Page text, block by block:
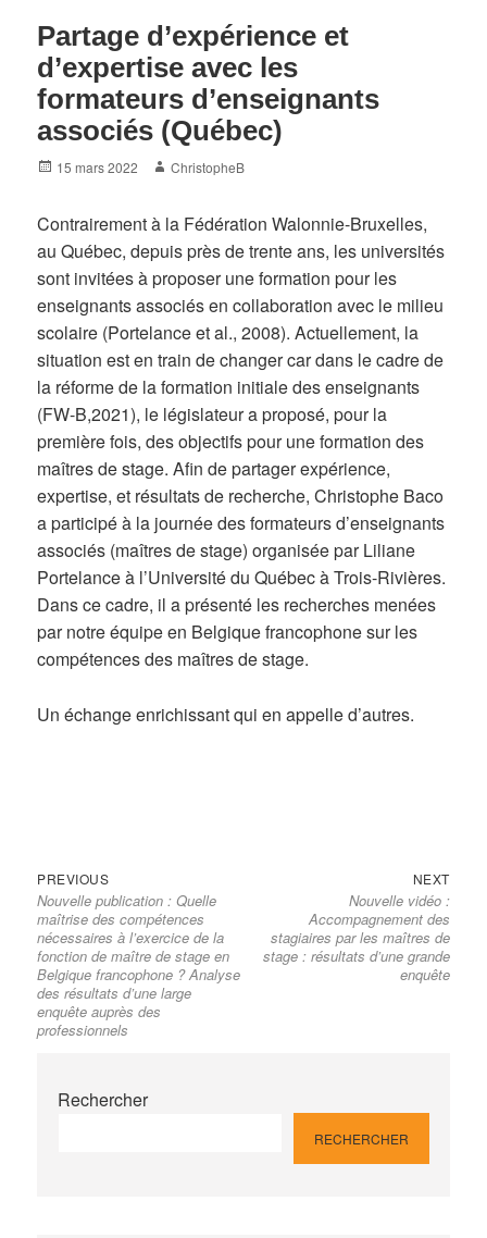
Partage d’expérience et
d’expertise avec les
formateurs d’enseignants
associés (Québec)
Posted
15 mars 2022 Author
ChristopheB
Contrairement à la Fédération Walonnie-Bruxelles,
au Québec, depuis près de trente ans, les universités
sont invitées à proposer une formation pour les
enseignants associés en collaboration avec le milieu
scolaire (Portelance et al., 2008). Actuellement, la
situation est en train de changer car dans le cadre de
la réforme de la formation initiale des enseignants
(FW-B,2021), le législateur a proposé, pour la
première fois, des objectifs pour une formation des
maîtres de stage. Afin de partager expérience,
expertise, et résultats de recherche, Christophe Baco
a participé à la journée des formateurs d’enseignants
associés (maîtres de stage) organisée par Liliane
Portelance à l’Université du Québec à Trois-Rivières.
Dans ce cadre, il a présenté les recherches menées
par notre équipe en Belgique francophone sur les
compétences des maîtres de stage.
Un échange enrichissant qui en appelle d’autres.
Navigation
de
l’article
PREVIOUSPrevious
post:
Nouvelle publication : Quelle
maîtrise des compétences
nécessaires à l’exercice de la
fonction de maître de stage en
Belgique francophone ? Analyse
des résultats d’une large
enquête auprès des
professionnels
NEXTNext
post:
Nouvelle vidéo :
Accompagnement des
stagiaires par les maîtres de
stage : résultats d’une grande
enquête
Rechercher
RECHERCHER